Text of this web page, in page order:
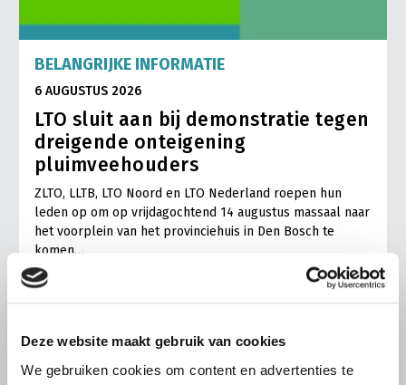
Deze website maakt gebruik van cookies
We gebruiken cookies om content en advertenties te
BELANGRIJKE INFORMATIE
6 AUGUSTUS 2026
LTO sluit aan bij demonstratie tegen
dreigende onteigening
pluimveehouders
ZLTO, LLTB, LTO Noord en LTO Nederland roepen hun
leden op om op vrijdagochtend 14 augustus massaal naar
het voorplein van het provinciehuis in Den Bosch te
komen…
Lees meer